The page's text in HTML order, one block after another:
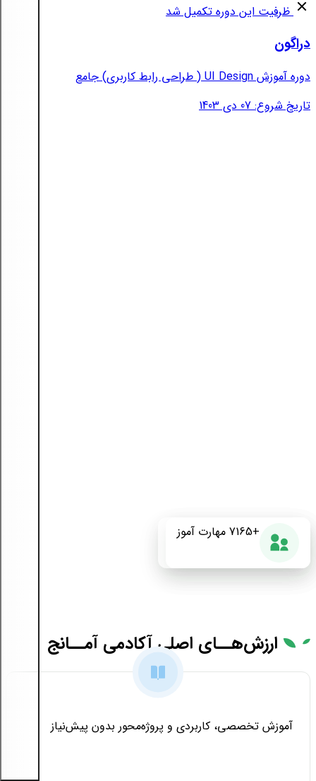
ظرفیت این دوره تکمیل شد
دراگون
دوره آموزش UI Design ( طراحی رابط کاربری) جامع
تاریخ شروع: 07 دی 1403
+175 دوره آموزشی 87% رضایت از دوره +7165 مهارت آموز
ارزش‌هــای اصلی آکادمی آمــانج
آموزش تخصصی، کاربردی و پروژه‌محور بدون پیش‌نیاز